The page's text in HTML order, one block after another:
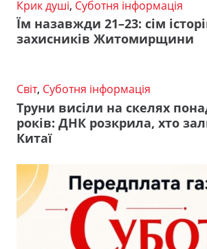
Крик душі, Суботня інформація
Їм назавжди 21–23: сім
захисників Житомирщини
Світ, Суботня інформація
Труни висіли на скелях
років: ДНК розкрила, хто
Китаї